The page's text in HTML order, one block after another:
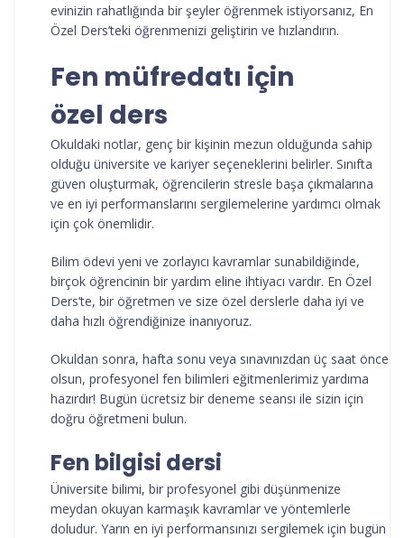
evinizin rahatlığında bir şeyler öğrenmek istiyorsanız, En
Özel Ders’teki öğrenmenizi geliştirin ve hızlandırın.
Fen müfredatı için
özel ders
Okuldaki notlar, genç bir kişinin mezun olduğunda sahip
olduğu üniversite ve kariyer seçeneklerini belirler. Sınıfta
güven oluşturmak, öğrencilerin stresle başa çıkmalarına
ve en iyi performanslarını sergilemelerine yardımcı olmak
için çok önemlidir.
Bilim ödevi yeni ve zorlayıcı kavramlar sunabildiğinde,
birçok öğrencinin bir yardım eline ihtiyacı vardır. En Özel
Ders’te, bir öğretmen ve size özel derslerle daha iyi ve
daha hızlı öğrendiğinize inanıyoruz.
Okuldan sonra, hafta sonu veya sınavınızdan üç saat önce
olsun, profesyonel fen bilimleri eğitmenlerimiz yardıma
hazırdır! Bugün ücretsiz bir deneme seansı ile sizin için
doğru öğretmeni bulun.
Fen bilgisi dersi
Üniversite bilimi, bir profesyonel gibi düşünmenize
meydan okuyan karmaşık kavramlar ve yöntemlerle
doludur. Yarın en iyi performansınızı sergilemek için bugün